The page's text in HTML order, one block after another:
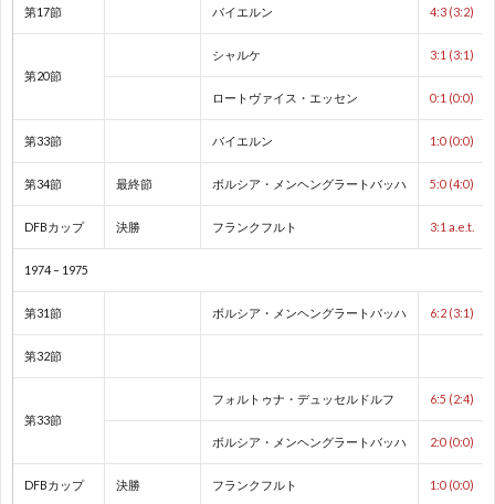
コ
ン
フ
デ
杯
第17節 バイエルン 4:3 (3:2)
第20節
シャルケ 3:1 (3:1)
ロートヴァイス・エッセン 0:1 (0:0)
第33節 バイエルン 1:0 (0:0)
第34節 最終節 ボルシア・メンヘングラートバッハ 5:0 (4:0)
DFBカップ 決勝 フランクフルト 3:1 a.e.t.
1974 – 1975
第31節 ボルシア・メンヘングラートバッハ 6:2 (3:1)
第32節
第33節
フォルトゥナ・デュッセルドルフ 6:5 (2:4)
ボルシア・メンヘングラートバッハ 2:0 (0:0)
DFBカップ 決勝 フランクフルト 1:0 (0:0)